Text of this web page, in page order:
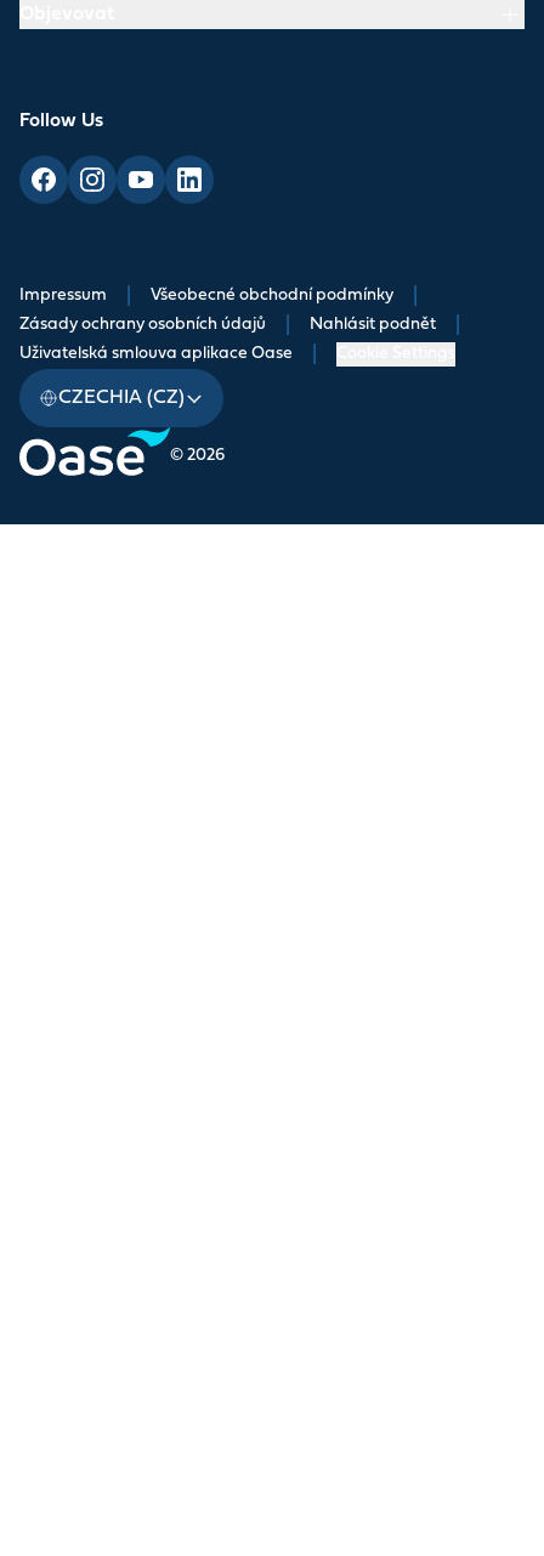
Follow Us
© 2026
Impressum Všeobecné obchodní podmínky
Zásady ochrany osobních údajů Nahlásit podnět
Uživatelská smlouva aplikace Oase
CZECHIA (CZ)